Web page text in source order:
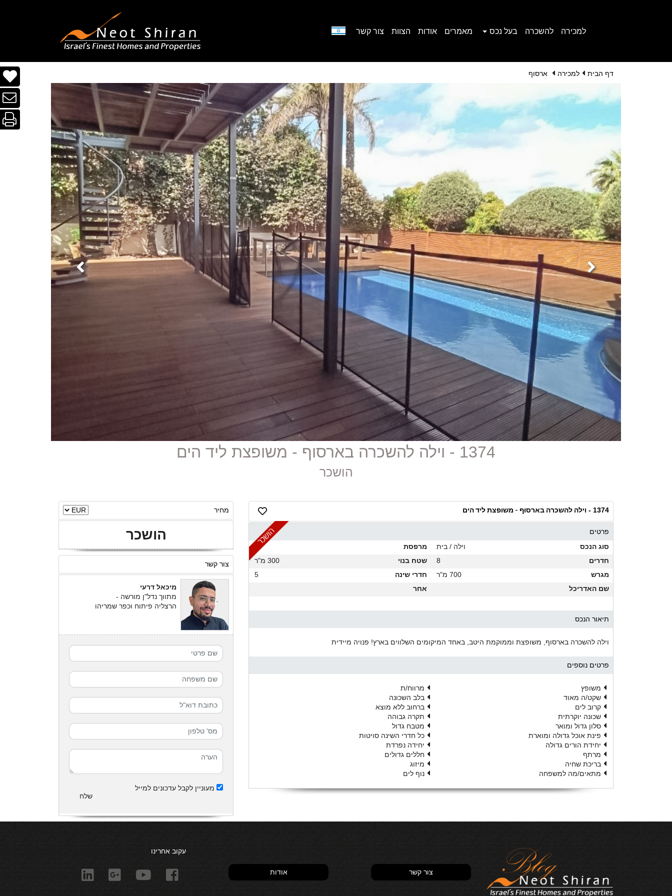
למכירה להשכרה בעל נכס מאמרים אודות הצוות צור קשר
דף הבית למכירה ארסוף
1374 - וילה להשכרה בארסוף - משופצת ליד הים
הושכר
1374 - וילה להשכרה בארסוף - משופצת ליד הים
פרטים
סוג הנכס
וילה / בית
מרפסת
חדרים
8 שטח בנוי
300 מ"ר
מגרש
700 מ"ר חדרי שינה
5
שם האדריכל
אחר
תיאור הנכס
וילה להשכרה בארסוף, משופצת וממוקמת היטב, באחד המיקומים השלווים בארץ! פנויה מיידית
פרטים נוספים
משופץ
מרווח/ת
שקט/ה מאוד
בלב השכונה
קרוב לים
ברחוב ללא מוצא
שכונה יוקרתית
תקרה גבוהה
סלון גדול ומואר
מטבח גדול
פינת אוכל גדולה ומוארת
כל חדרי השינה סויטות
יחידת הורים גדולה
יחידה נפרדת
מרתף
חללים גדולים
בריכת שחיה
מיזוג
מתאים/מה למשפחה
נוף לים
מחיר
הושכר
צור קשר
מיכאל דרעי
מתווך נדל"ן מורשה -
הרצליה פיתוח וכפר שמריהו
מעוניין לקבל עדכונים למייל
שלח
צור קשר אודות
עקוב אחרינו